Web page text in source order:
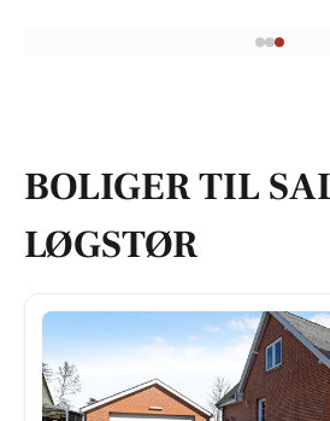
BOLIGER TIL
LØGSTØR